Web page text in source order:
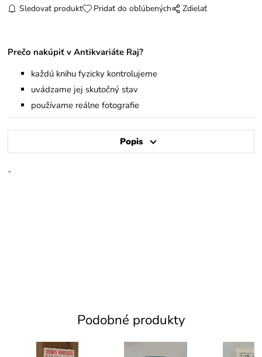
Sledovať produkt Pridať do obľúbených Zdielať
Prečo nakúpiť v Antikvariáte Raj?
každú knihu fyzicky kontrolujeme
uvádzame jej skutočný stav
používame reálne fotografie
Popis
-
Podobné produkty